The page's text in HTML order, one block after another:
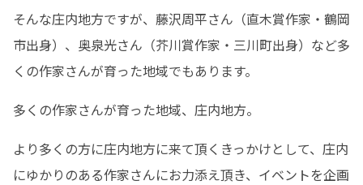
そんな庄内地方ですが、藤沢周平さん（直木賞作家・鶴岡
市出身）、奥泉光さん（芥川賞作家・三川町出身）など多
くの作家さんが育った地域でもあります。
多くの作家さんが育った地域、庄内地方。
より多くの方に庄内地方に来て頂くきっかけとして、庄内
にゆかりのある作家さんにお力添え頂き、イベントを企画